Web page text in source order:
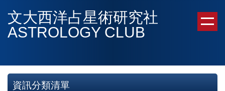
到
主
容
文大西洋占星術研究社
ASTROLOGY CLUB
資訊分類清單